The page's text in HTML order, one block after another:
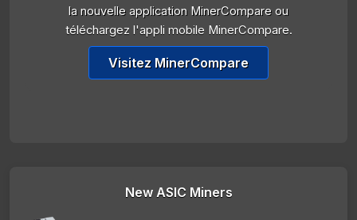
la nouvelle application MinerCompare ou
téléchargez l'appli mobile MinerCompare.
Visitez MinerCompare
New ASIC Miners